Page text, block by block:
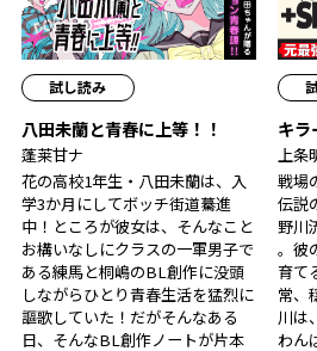
試し読み
八田未蘭と青春に上等！！
蓬莱甘ナ
花の高校1年生・八田未蘭は、入
学3か月にしてボッチ街道驀進
中！ところが彼女は、そんなこと
お構いなしにクラスの一軍男子で
ある練馬と桐嶋のBL創作に没頭
しながらひとり青春生活を猛烈に
謳歌していた！だがそんなある
日、そんなBL創作ノートが片本
キラ
上条
戦場
伝説
野川
――。
育て
常、
川は
わん